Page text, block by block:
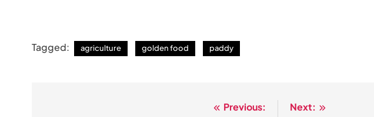
Tagged: agriculture golden food paddy
Previous:
Next: